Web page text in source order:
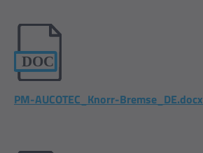
PM-AUCOTEC_Knorr-Bremse_DE.docx